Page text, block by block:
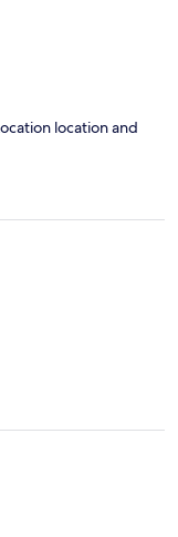
location and